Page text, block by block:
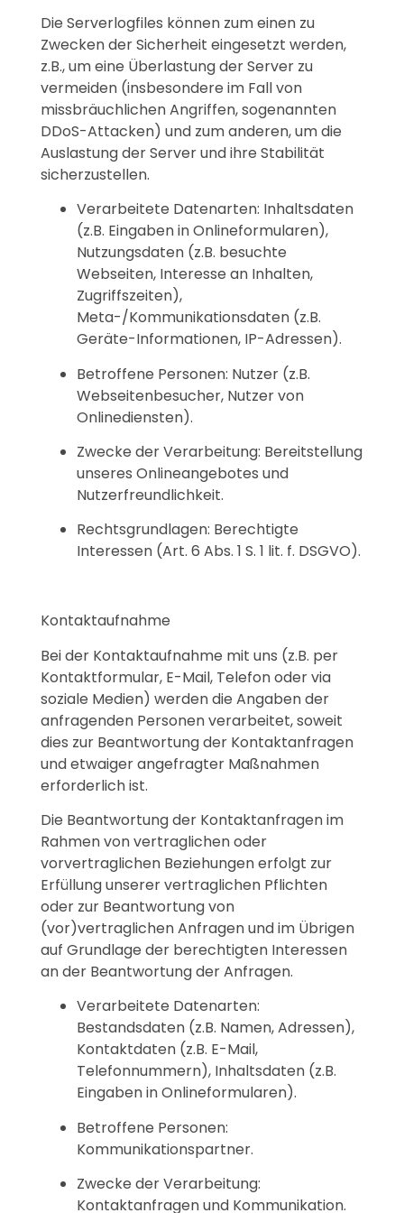
Die Serverlogfiles können zum einen zu
Zwecken der Sicherheit eingesetzt werden,
z.B., um eine Überlastung der Server zu
vermeiden (insbesondere im Fall von
missbräuchlichen Angriffen, sogenannten
DDoS-Attacken) und zum anderen, um die
Auslastung der Server und ihre Stabilität
sicherzustellen.
Verarbeitete Datenarten: Inhaltsdaten
(z.B. Eingaben in Onlineformularen),
Nutzungsdaten (z.B. besuchte
Webseiten, Interesse an Inhalten,
Zugriffszeiten),
Meta-/Kommunikationsdaten (z.B.
Geräte-Informationen, IP-Adressen).
Betroffene Personen: Nutzer (z.B.
Webseitenbesucher, Nutzer von
Onlinediensten).
Zwecke der Verarbeitung: Bereitstellung
unseres Onlineangebotes und
Nutzerfreundlichkeit.
Rechtsgrundlagen: Berechtigte
Interessen (Art. 6 Abs. 1 S. 1 lit. f. DSGVO).
Kontaktaufnahme
Bei der Kontaktaufnahme mit uns (z.B. per
Kontaktformular, E-Mail, Telefon oder via
soziale Medien) werden die Angaben der
anfragenden Personen verarbeitet, soweit
dies zur Beantwortung der Kontaktanfragen
und etwaiger angefragter Maßnahmen
erforderlich ist.
Die Beantwortung der Kontaktanfragen im
Rahmen von vertraglichen oder
vorvertraglichen Beziehungen erfolgt zur
Erfüllung unserer vertraglichen Pflichten
oder zur Beantwortung von
(vor)vertraglichen Anfragen und im Übrigen
auf Grundlage der berechtigten Interessen
an der Beantwortung der Anfragen.
Verarbeitete Datenarten:
Bestandsdaten (z.B. Namen, Adressen),
Kontaktdaten (z.B. E-Mail,
Telefonnummern), Inhaltsdaten (z.B.
Eingaben in Onlineformularen).
Betroffene Personen:
Kommunikationspartner.
Zwecke der Verarbeitung:
Kontaktanfragen und Kommunikation.